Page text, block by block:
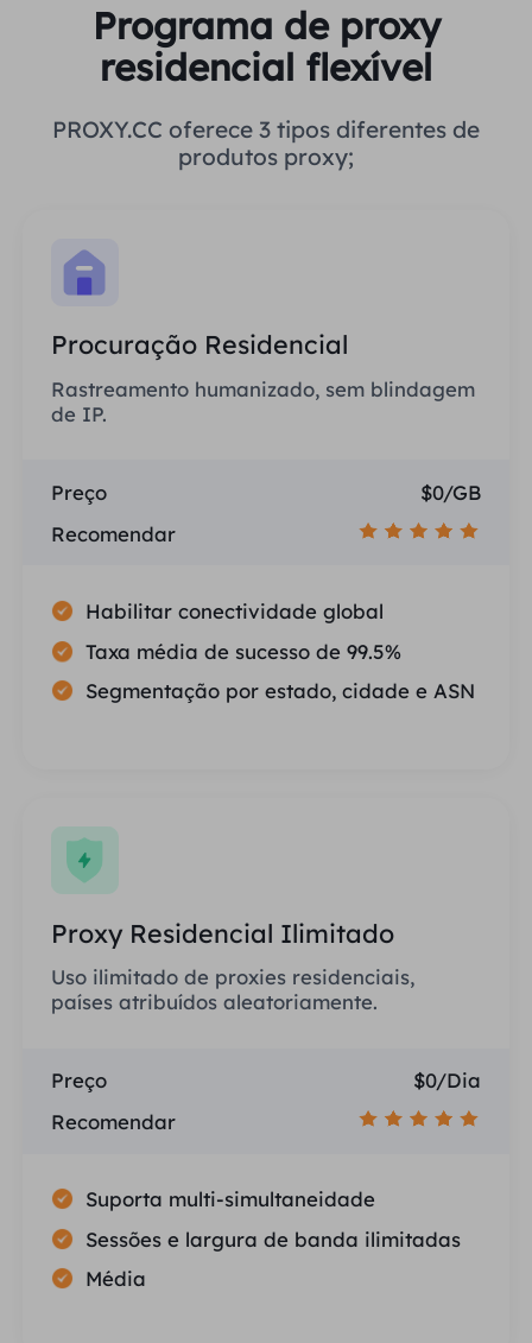
Programa de proxy
residencial flexível
PROXY.CC oferece 3 tipos diferentes de
produtos proxy;
Procuração Residencial
Rastreamento humanizado, sem blindagem
de IP.
Preço
$0/GB
Recomendar
Habilitar conectividade global
Taxa média de sucesso de 99.5%
Segmentação por estado, cidade e ASN
Proxy Residencial Ilimitado
Uso ilimitado de proxies residenciais,
países atribuídos aleatoriamente.
Preço
$0/Dia
Recomendar
Suporta multi-simultaneidade
Sessões e largura de banda ilimitadas
Média